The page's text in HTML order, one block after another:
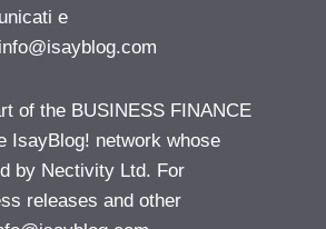
e
info@isayblog.com
of the BUSINESS FINANCE
IsayBlog! network whose
by Nectivity Ltd. For
releases and other